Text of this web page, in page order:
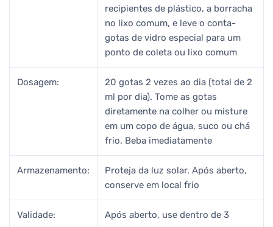
recipientes de plástico, a borracha
no lixo comum, e leve o conta-
gotas de vidro especial para um
ponto de coleta ou lixo comum
Dosagem:
20 gotas 2 vezes ao dia (total de 2
ml por dia). Tome as gotas
diretamente na colher ou misture
em um copo de água, suco ou chá
frio. Beba imediatamente
Armazenamento:
Proteja da luz solar. Após aberto,
conserve em local frio
Validade:
Após aberto, use dentro de 3